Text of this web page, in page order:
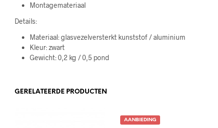
Montagemateriaal
Details:
Materiaal: glasvezelversterkt kunststof / aluminium
Kleur: zwart
Gewicht: 0,2 kg / 0,5 pond
GERELATEERDE PRODUCTEN
AANBIEDING